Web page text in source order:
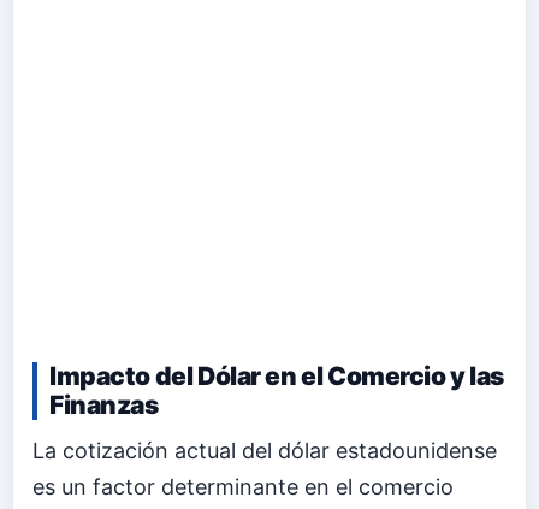
Impacto del Dólar en el Comercio y las
Finanzas
La cotización actual del dólar estadounidense
es un factor determinante en el comercio